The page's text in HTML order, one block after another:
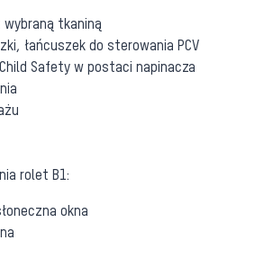
wybraną tkaniną
łańcuszek do sterowania PCV
Safety w postaci napinacza
rolet B1:
okna